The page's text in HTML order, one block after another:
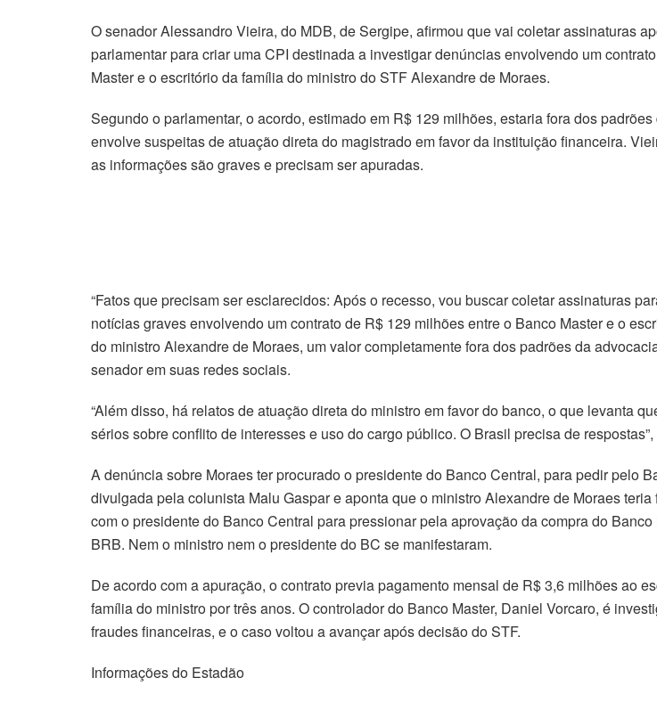
O senador Alessandro Vieira, do MDB, de Sergipe, afirmou que vai coletar assinaturas
parlamentar para criar uma CPI destinada a investigar denúncias envolvendo um
Master e o escritório da família do ministro do STF Alexandre de Moraes.
Segundo o parlamentar, o acordo, estimado em R$ 129 milhões, estaria fora dos
envolve suspeitas de atuação direta do magistrado em favor da instituição financeira.
as informações são graves e precisam ser apuradas.
“Fatos que precisam ser esclarecidos: Após o recesso, vou buscar coletar assinaturas
notícias graves envolvendo um contrato de R$ 129 milhões entre o Banco Master e o
do ministro Alexandre de Moraes, um valor completamente fora dos padrões da
senador em suas redes sociais.
“Além disso, há relatos de atuação direta do ministro em favor do banco, o que levanta
sérios sobre conflito de interesses e uso do cargo público. O Brasil precisa de respostas”,
A denúncia sobre Moraes ter procurado o presidente do Banco Central, para pedir pelo
divulgada pela colunista Malu Gaspar e aponta que o ministro Alexandre de Moraes teria
com o presidente do Banco Central para pressionar pela aprovação da compra do
BRB. Nem o ministro nem o presidente do BC se manifestaram.
De acordo com a apuração, o contrato previa pagamento mensal de R$ 3,6 milhões ao
família do ministro por três anos. O controlador do Banco Master, Daniel Vorcaro, é
fraudes financeiras, e o caso voltou a avançar após decisão do STF.
Informações do Estadão